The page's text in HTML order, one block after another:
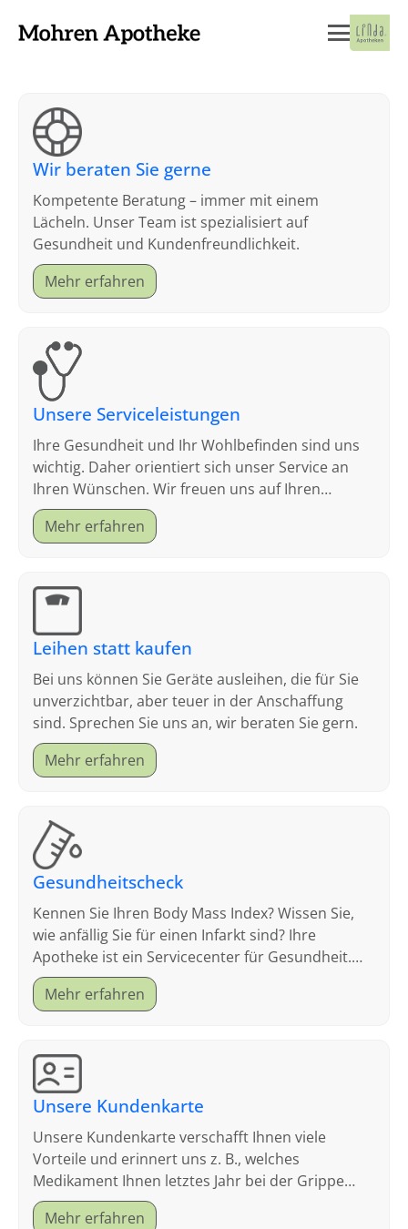
Wir beraten Sie gerne
Kompetente Beratung – immer mit einem
Lächeln. Unser Team ist spezialisiert auf
Gesundheit und Kundenfreundlichkeit.
Mehr erfahren
Unsere Serviceleistungen
Ihre Gesundheit und Ihr Wohlbefinden sind uns
wichtig. Daher orientiert sich unser Service an
Ihren Wünschen. Wir freuen uns auf Ihren
Besuch.
Mehr erfahren
Leihen statt kaufen
Bei uns können Sie Geräte ausleihen, die für Sie
unverzichtbar, aber teuer in der Anschaffung
sind. Sprechen Sie uns an, wir beraten Sie gern.
Mehr erfahren
Gesundheitscheck
Kennen Sie Ihren Body Mass Index? Wissen Sie,
wie anfällig Sie für einen Infarkt sind? Ihre
Apotheke ist ein Servicecenter für Gesundheit.
Schauen Sie sich an, welche Tests wir anbieten.
Mehr erfahren
Unsere Kundenkarte
Unsere Kundenkarte verschafft Ihnen viele
Vorteile und erinnert uns z. B., welches
Medikament Ihnen letztes Jahr bei der Grippe
geholfen hat.
Mehr erfahren